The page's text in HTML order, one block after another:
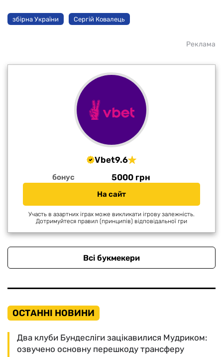
збірна України Сергій Ковалець
Реклама
Vbet9.6
бонус 5000 грн
На сайт
Участь в азартних іграх може викликати ігрову залежність.
Дотримуйтеся правил (принципів) відповідальної гри
Всі букмекери
ОСТАННІ НОВИНИ
Два клуби Бундесліги зацікавилися Мудриком:
озвучено основну перешкоду трансферу